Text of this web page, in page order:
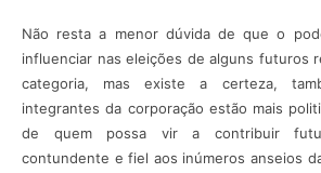
Não resta a menor dúvida de que o
influenciar nas eleições de alguns futuros
categoria, mas existe a certeza,
integrantes da corporação estão mais
de quem possa vir a contribuir
contundente e fiel aos inúmeros anseios